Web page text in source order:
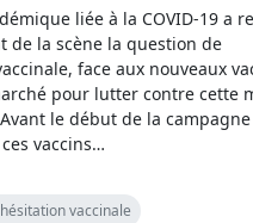
liée à la COVID-19 a
de la scène la question de
face aux nouveaux
pour lutter contre cette
le début de la
vaccins…
vaccinale